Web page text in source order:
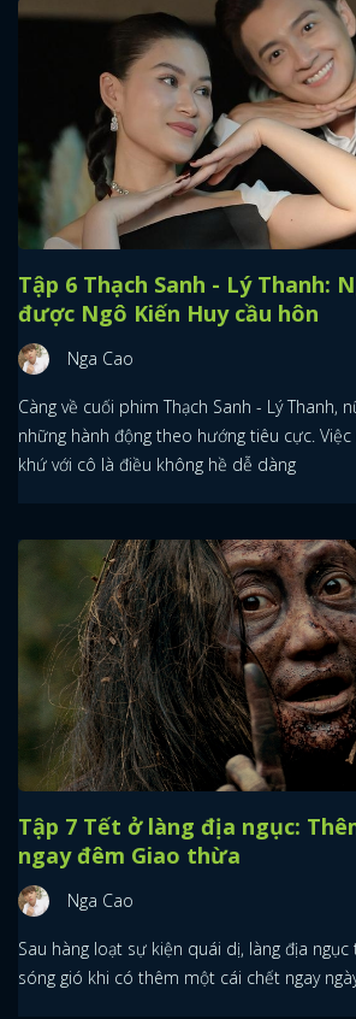
Tập 6 Thạch Sanh - Lý Thanh:
được Ngô Kiến Huy cầu hôn
Nga Cao
Càng về cuối phim Thạch Sanh - Lý Thanh,
những hành động theo hướng tiêu cực.
khứ với cô là điều không hề dễ dàng
Tập 7 Tết ở làng địa ngục:
ngay đêm Giao thừa
Nga Cao
Sau hàng loạt sự kiện quái dị, làng địa
sóng gió khi có thêm một cái chết ngay